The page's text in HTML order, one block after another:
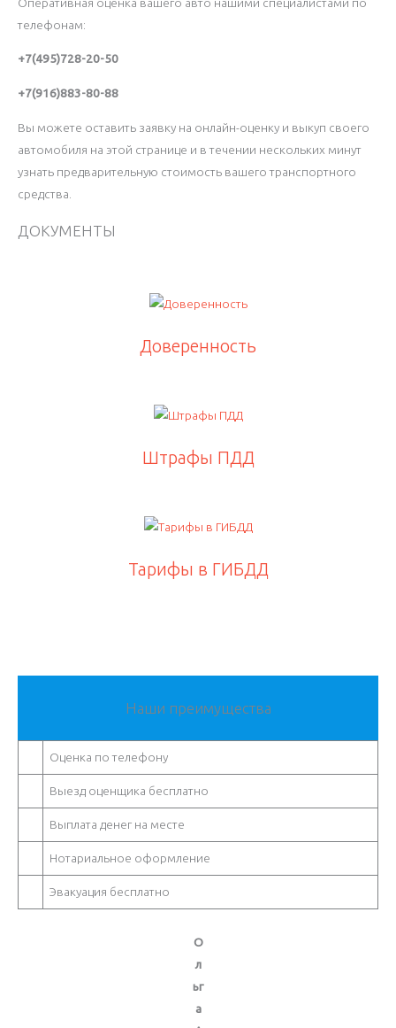
телефонам:
+7(495)728-20-50
+7(916)883-80-88
Вы можете оставить заявку на онлайн-оценку и выкуп своего
автомобиля на этой странице и в течении нескольких минут
узнать предварительную стоимость вашего транспортного
средства.
ДОКУМЕНТЫ
Доверенность
Штрафы ПДД
Тарифы в ГИБДД
Наши преимущества
Оценка по телефону
Выезд оценщика бесплатно
Выплата денег на месте
Нотариальное оформление
Эвакуация бесплатно
О
л
ьг
а